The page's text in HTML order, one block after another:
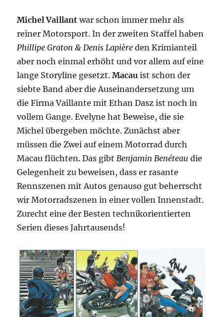
Michel Vaillant war schon immer mehr als
reiner Motorsport. In der zweiten Staffel haben
Phillipe Graton & Denis Lapière den Krimianteil
aber noch einmal erhöht und vor allem auf eine
lange Storyline gesetzt.Macau ist schon der
siebte Band aber die Auseinandersetzung um
die Firma Vaillante mit Ethan Dasz ist noch in
vollem Gange. Evelyne hat Beweise, die sie
Michel übergeben möchte. Zunächst aber
müssen die Zwei auf einem Motorrad durch
Macau flüchten. Das gibtBenjamin Benéteau die
Gelegenheit zu beweisen, dass er rasante
Rennszenen mit Autos genauso gut beherrscht
wir Motorradszenen in einer vollen Innenstadt.
Zurecht eine der Besten technikorientierten
Serien dieses Jahrtausends!